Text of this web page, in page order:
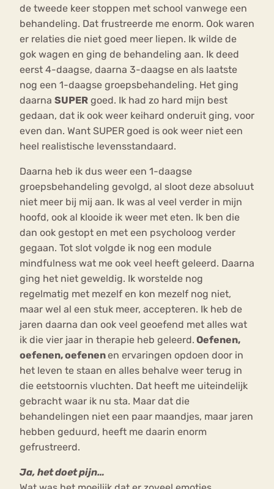
de tweede keer stoppen met school vanwege een
behandeling. Dat frustreerde me enorm. Ook waren
er relaties die niet goed meer liepen. Ik wilde de
gok wagen en ging de behandeling aan. Ik deed
eerst 4-daagse, daarna 3-daagse en als laatste
nog een 1-daagse groepsbehandeling. Het ging
daarna SUPER goed. Ik had zo hard mijn best
gedaan, dat ik ook weer keihard onderuit ging, voor
even dan. Want SUPER goed is ook weer niet een
heel realistische levensstandaard.
Daarna heb ik dus weer een 1-daagse
groepsbehandeling gevolgd, al sloot deze absoluut
niet meer bij mij aan. Ik was al veel verder in mijn
hoofd, ook al klooide ik weer met eten. Ik ben die
dan ook gestopt en met een psycholoog verder
gegaan. Tot slot volgde ik nog een module
mindfulness wat me ook veel heeft geleerd. Daarna
ging het niet geweldig. Ik worstelde nog
regelmatig met mezelf en kon mezelf nog niet,
maar wel al een stuk meer, accepteren. Ik heb de
jaren daarna dan ook veel geoefend met alles wat
ik die vier jaar in therapie heb geleerd. Oefenen,
oefenen, oefenenen ervaringen opdoen door in
het leven te staan en alles behalve weer terug in
die eetstoornis vluchten. Dat heeft me uiteindelijk
gebracht waar ik nu sta. Maar dat die
behandelingen niet een paar maandjes, maar jaren
hebben geduurd, heeft me daarin enorm
gefrustreerd.
Ja, het doet pijn…